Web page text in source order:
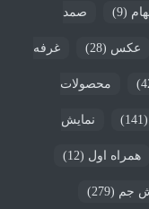
(9) صمد
عکس (28) غرفه
محصولات
(141) نمایش
همراه اول (12)
جم (279)